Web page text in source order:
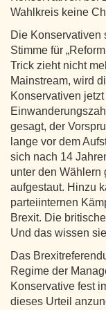
Wahlkreis keine
Die Konservativen
Stimme für
Trick zieht nicht
Mainstream, wird
Konservativen
gesagt, der
lange vor dem
sich nach 14
unter den Wählern
aufgestaut. Hinzu
parteiinternen
Brexit. Die
Und das wissen
Das
Regime der
Konservative fest
dieses Urteil